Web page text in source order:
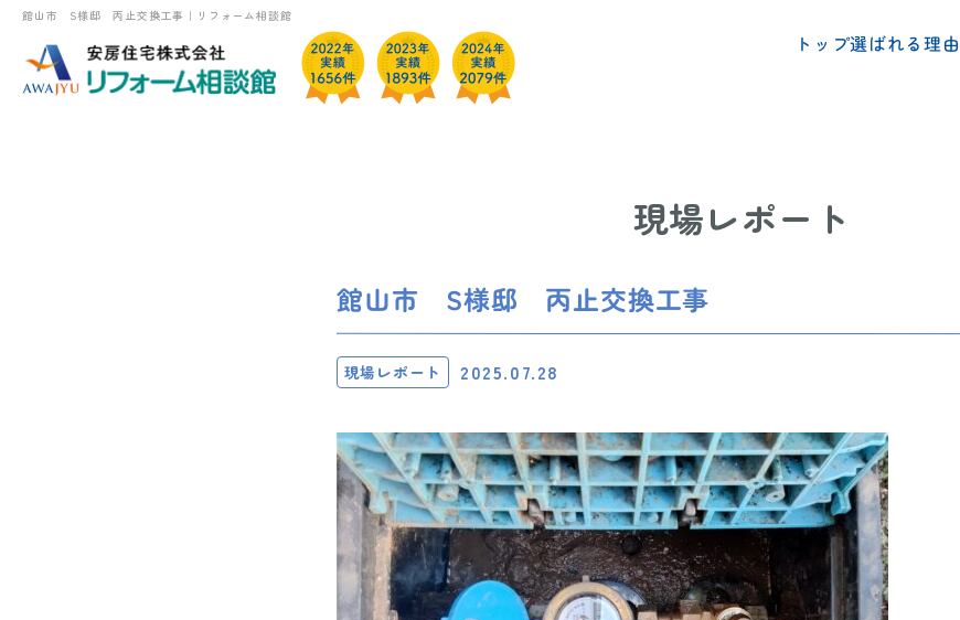
館山市 S様邸 丙止交換工事｜リフォーム相談館
トップ選ばれる理由
現場レポート
館山市 S様邸 丙止交換工事
現場レポート 2025.07.28